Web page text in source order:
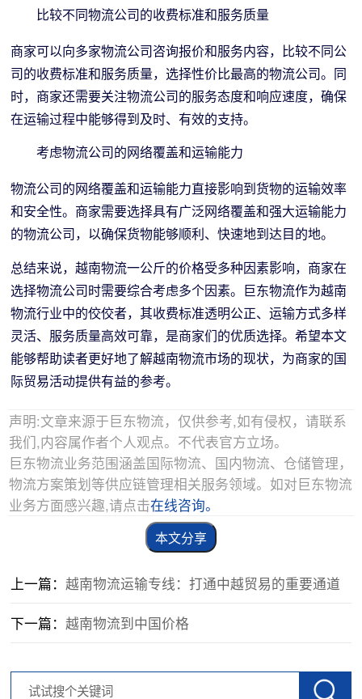
比较不同物流公司的收费标准和服务质量
商家可以向多家物流公司咨询报价和服务内容，比较不同公
司的收费标准和服务质量，选择性价比最高的物流公司。同
时，商家还需要关注物流公司的服务态度和响应速度，确保
在运输过程中能够得到及时、有效的支持。
考虑物流公司的网络覆盖和运输能力
物流公司的网络覆盖和运输能力直接影响到货物的运输效率
和安全性。商家需要选择具有广泛网络覆盖和强大运输能力
的物流公司，以确保货物能够顺利、快速地到达目的地。
总结来说，越南物流一公斤的价格受多种因素影响，商家在
选择物流公司时需要综合考虑多个因素。巨东物流作为越南
物流行业中的佼佼者，其收费标准透明公正、运输方式多样
灵活、服务质量高效可靠，是商家们的优质选择。希望本文
能够帮助读者更好地了解越南物流市场的现状，为商家的国
际贸易活动提供有益的参考。
声明:文章来源于巨东物流，仅供参考,如有侵权，请联系
我们,内容属作者个人观点。不代表官方立场。
巨东物流业务范围涵盖国际物流、国内物流、仓储管理，
物流方案策划等供应链管理相关服务领域。如对巨东物流
业务方面感兴趣,请点击在线咨询。
本文分享
上一篇：越南物流运输专线：打通中越贸易的重要通道
下一篇：越南物流到中国价格